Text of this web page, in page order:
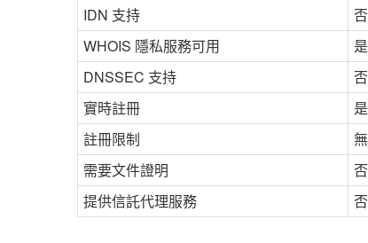
IDN 支持
否
WHOIS 隱私服務可用
是
DNSSEC 支持
否
實時註冊
是
註冊限制
無
需要文件證明
否
提供信託代理服務
否